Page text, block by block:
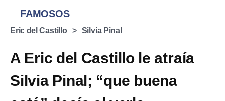
FAMOSOS
Eric del Castillo Silvia Pinal
A Eric del Castillo le atraía
Silvia Pinal; “que buena